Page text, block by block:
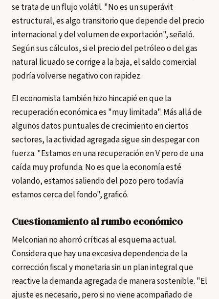
se trata de un flujo volátil. "No es un superávit
estructural, es algo transitorio que depende del precio
internacional y del volumen de exportación", señaló.
Según sus cálculos, si el precio del petróleo o del gas
natural licuado se corrige a la baja, el saldo comercial
podría volverse negativo con rapidez.
El economista también hizo hincapié en que la
recuperación económica es "muy limitada". Más allá de
algunos datos puntuales de crecimiento en ciertos
sectores, la actividad agregada sigue sin despegar con
fuerza. "Estamos en una recuperación en V pero de una
caída muy profunda. No es que la economía esté
volando, estamos saliendo del pozo pero todavía
estamos cerca del fondo", graficó.
Cuestionamiento al rumbo económico
Melconian no ahorró críticas al esquema actual.
Considera que hay una excesiva dependencia de la
corrección fiscal y monetaria sin un plan integral que
reactive la demanda agregada de manera sostenible. "El
ajuste es necesario, pero si no viene acompañado de